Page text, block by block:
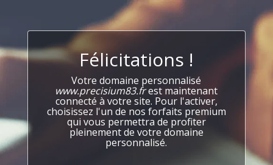
Félicitations !
Votre domaine personnalisé
www.precisium83.frest maintenant
connecté à votre site. Pour l'activer,
choisissez l'un de nos forfaits premium
qui vous permettra de profiter
pleinement de votre domaine
personnalisé.